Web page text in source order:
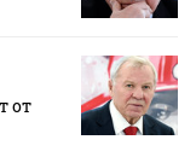
от